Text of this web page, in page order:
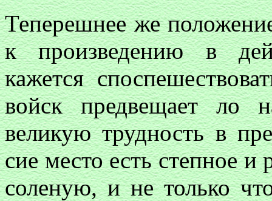
Теперешнее же
к произведению в
кажется
войск предвещает ло
великую трудность в
сие место есть степное
соленую, и не только